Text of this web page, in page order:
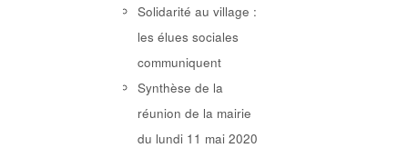
Solidarité au village :
les élues sociales
communiquent
Synthèse de la
réunion de la mairie
du lundi 11 mai 2020